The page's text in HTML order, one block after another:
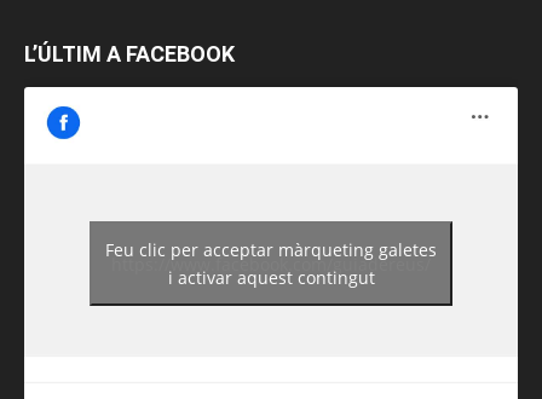
L’ÚLTIM A FACEBOOK
https://www.facebook.com/guiadereus/
Feu clic per acceptar màrqueting galetes
i activar aquest contingut